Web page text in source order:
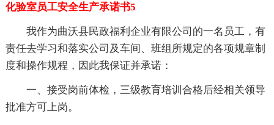
化验室员工安全生产承诺书5
我作为曲沃县民政福利企业有限公司的一名员工，有
责任去学习和落实公司及车间、班组所规定的各项规章制
度和操作规程，因此我保证并承诺：
一、接受岗前体检，三级教育培训合格后经相关领导
批准方可上岗。